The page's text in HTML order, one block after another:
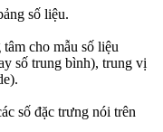
số liệu.
cho mẫu số liệu
số trung bình), trung vị
số đặc trưng nói trên